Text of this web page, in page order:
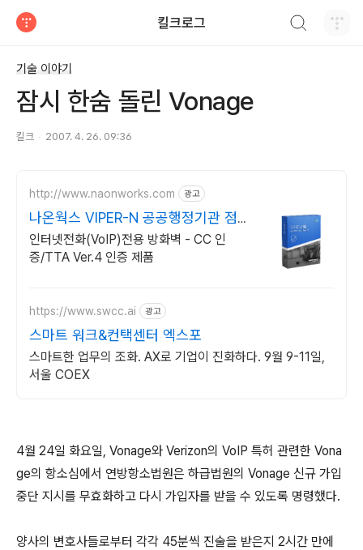
킬크로그
기술 이야기
잠시 한숨 돌린 Vonage
킬크 2007. 4. 26. 09:36
http://www.naonworks.com 광고
나온웍스 VIPER-N 공공행정기관 점유
율 No.1
인터넷전화(VoIP)전용 방화벽 - CC 인
증/TTA Ver.4 인증 제품
https://www.swcc.ai 광고
스마트 워크&컨택센터 엑스포
스마트한 업무의 조화. AX로 기업이 진화하다. 9월 9-11일,
서울 COEX
4월 24일 화요일, Vonage와 Verizon의 VoIP 특허 관련한 Vona
ge의 항소심에서 연방항소법원은 하급법원의 Vonage 신규 가입
중단 지시를 무효화하고 다시 가입자를 받을 수 있도록 명령했다.
양사의 변호사들로부터 각각 45분씩 진술을 받은지 2시간 만에